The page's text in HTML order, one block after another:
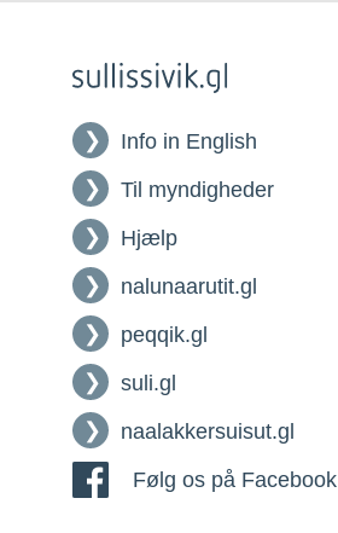
Info in English
Til myndigheder
Hjælp
nalunaarutit.gl
peqqik.gl
suli.gl
naalakkersuisut.gl
Følg os på Facebook